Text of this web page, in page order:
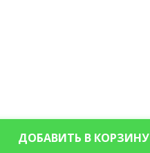
ДОБАВИТЬ В КОРЗИНУ